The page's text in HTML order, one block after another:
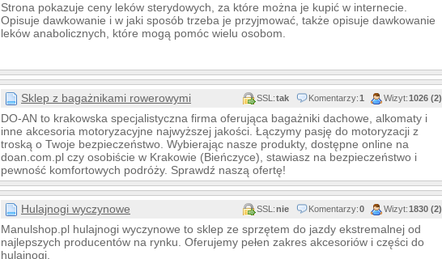
Strona pokazuje ceny leków sterydowych, za które można je kupić w internecie.
Opisuje dawkowanie i w jaki sposób trzeba je przyjmować, także opisuje dawkowanie
leków anabolicznych, które mogą pomóc wielu osobom.
Sklep z bagażnikami rowerowymi SSL:tak Komentarzy:1 Wizyt:1026 (2)
DO-AN to krakowska specjalistyczna firma oferująca bagażniki dachowe, alkomaty i
inne akcesoria motoryzacyjne najwyższej jakości. Łączymy pasję do motoryzacji z
troską o Twoje bezpieczeństwo. Wybierając nasze produkty, dostępne online na
doan.com.pl czy osobiście w Krakowie (Bieńczyce), stawiasz na bezpieczeństwo i
pewność komfortowych podróży. Sprawdź naszą ofertę!
Hulajnogi wyczynowe SSL:nie Komentarzy:0 Wizyt:1830 (2)
Manulshop.pl hulajnogi wyczynowe to sklep ze sprzętem do jazdy ekstremalnej od
najlepszych producentów na rynku. Oferujemy pełen zakres akcesoriów i części do
hulajnogi.